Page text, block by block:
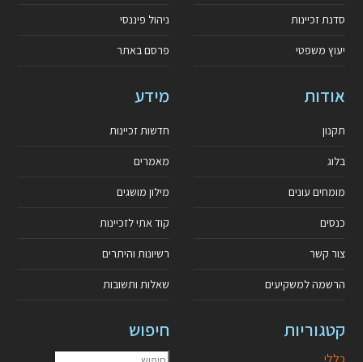
סדנת זכיינות
יעוץ משפטי
ניהול פיננסי
פרסם באתר
אודות
תקנון
בלוג
מומחים עונים
כנסים
צור קשר
הרשמה למשקיעים
מידע
חדשות זכיינות
מאמרים
מילון מושגים
קוד אתי לזכיינות
רשיונות והיתרים
שאלות ותשובות
קטגוריות
כללי
חיפוש